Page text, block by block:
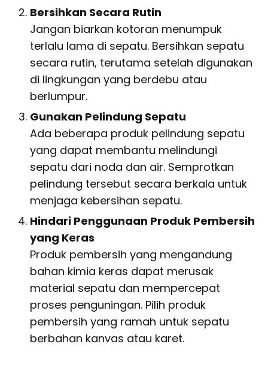
Bersihkan Secara Rutin
Jangan biarkan kotoran menumpuk
terlalu lama di sepatu. Bersihkan sepatu
secara rutin, terutama setelah digunakan
di lingkungan yang berdebu atau
berlumpur.
Gunakan Pelindung Sepatu
Ada beberapa produk pelindung sepatu
yang dapat membantu melindungi
sepatu dari noda dan air. Semprotkan
pelindung tersebut secara berkala untuk
menjaga kebersihan sepatu.
Hindari Penggunaan Produk Pembersih
yang Keras
Produk pembersih yang mengandung
bahan kimia keras dapat merusak
material sepatu dan mempercepat
proses penguningan. Pilih produk
pembersih yang ramah untuk sepatu
berbahan kanvas atau karet.